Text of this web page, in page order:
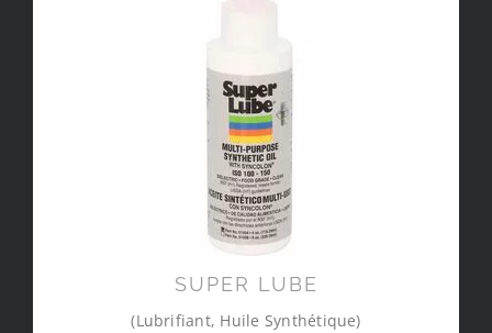
SUPER LUBE
(Lubrifiant, Huile Synthétique)